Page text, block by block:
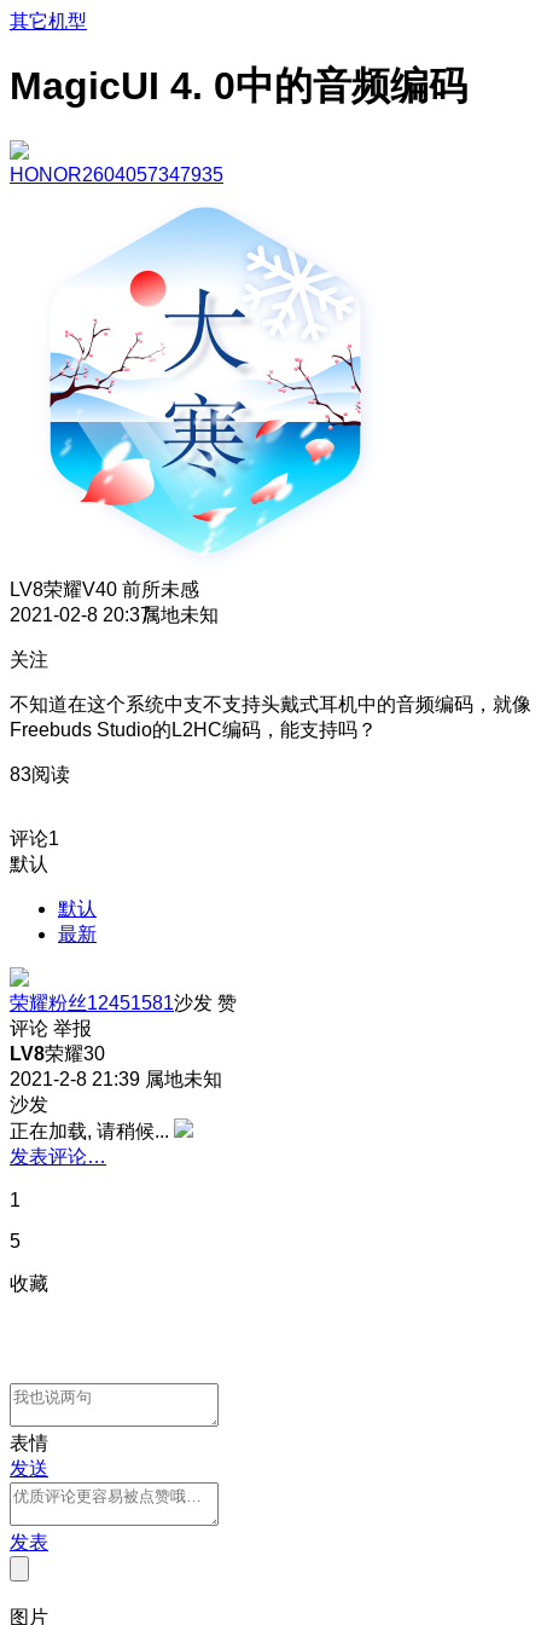
其它机型
MagicUI 4. 0中的音频编码
HONOR2604057347935
LV8荣耀V40 前所未感
2021-02-8 20:37属地未知
关注
不知道在这个系统中支不支持头戴式耳机中的音频编码，就像
Freebuds Studio的L2HC编码，能支持吗？
83阅读
评论1
默认
默认
最新
荣耀粉丝12451581沙发 赞
评论 举报
LV8荣耀30
2021-2-8 21:39 属地未知
沙发
正在加载, 请稍候...
发表评论…
1
5
收藏
表情
发送
发表
图片